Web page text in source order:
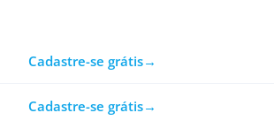
Cadastre-se grátis
Cadastre-se grátis